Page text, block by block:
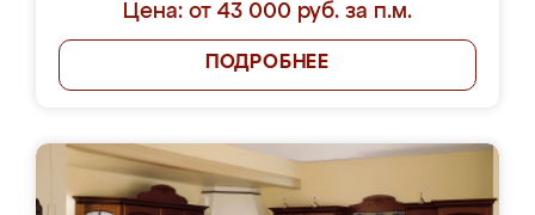
Цена: от 43 000 руб. за п.м.
ПОДРОБНЕЕ